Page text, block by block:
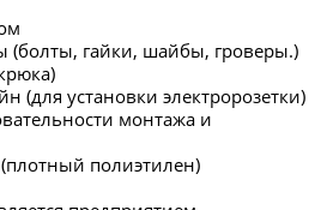
(болты, гайки, шайбы, гроверы.)
(для установки электророзетки)
монтажа и
полиэтилен)